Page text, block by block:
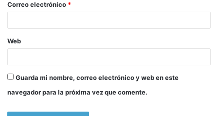
*
Correo electrónico *
Web
Guarda mi nombre, correo electrónico y web en este
navegador para la próxima vez que comente.